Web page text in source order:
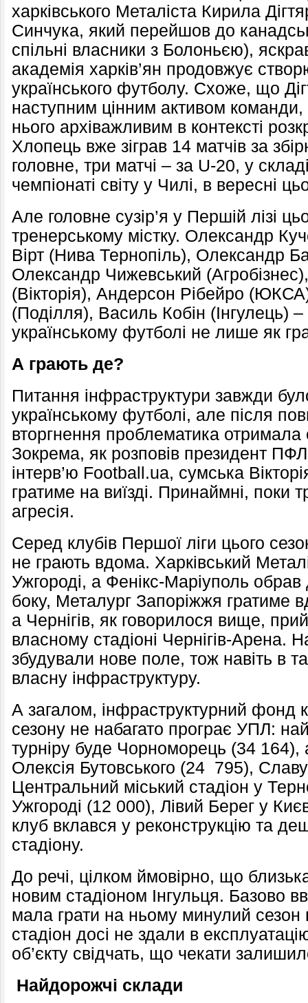
харківського Металіста Кирила
Синчука, який перейшов до
спільні власники з Болоньєю),
академія харків’ян продовжує
українського футболу. Схоже, що
наступним цінним активом команди,
нього архіважливим в контексті
Хлопець вже зіграв 14 матчів за
головне, три матчі – за U-20, у
чемпіонаті світу у Чилі, в вересні
Але головне сузір’я у Першій лізі
тренерському містку. Олександр
Вірт (Нива Тернопіль), Олександр
Олександр Чижевський
(Вікторія), Андерсон Рібейро
(Поділля), Василь Кобін (Інгулець)
українському футболі не лише як
А грають де?
Питання інфраструктури завжди
українському футболі, але після
вторгнення проблематика отримала
Зокрема, як розповів президент
інтерв’ю Football.ua, сумська
гратиме на виїзді. Принаймні, поки
агресія.
Серед клубів Першої ліги цього
не грають вдома. Харківський
Ужгороді, а Фенікс-Маріуполь
боку, Металург Запоріжжя гратиме
а Чернігів, як говорилося вище,
власному стадіоні Чернігів-Арена.
збудували нове поле, тож навіть в
власну інфраструктуру.
А загалом, інфраструктурний фонд
сезону не набагато програє УПЛ:
турніру буде Чорноморець (34
Олексія Бутовського (24 795),
Центральний міський стадіон у
Ужгороді (12 000), Лівий Берег у
клуб вклався у реконструкцію та
стадіону.
До речі, цілком ймовірно, що
новим стадіоном Інгульця. Базово
мала грати на ньому минулий
стадіон досі не здали в
об’єкту свідчать, що чекати
Найдорожчі склади